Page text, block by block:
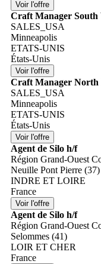
Craft Manager South
SALES_USA
Minneapolis
ETATS-UNIS
États-Unis
Craft Manager North
SALES_USA
Minneapolis
ETATS-UNIS
États-Unis
Agent de Silo h/f
Région Grand-Ouest
Neuille Pont Pierre (37)
INDRE ET LOIRE
France
Agent de Silo h/f
Région Grand-Ouest
Selommes (41)
LOIR ET CHER
France